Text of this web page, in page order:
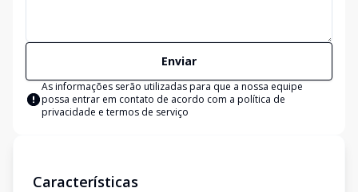
Enviar
As informações serão utilizadas para que a nossa equipe
possa entrar em contato de acordo com a política de
privacidade e termos de serviço
Características